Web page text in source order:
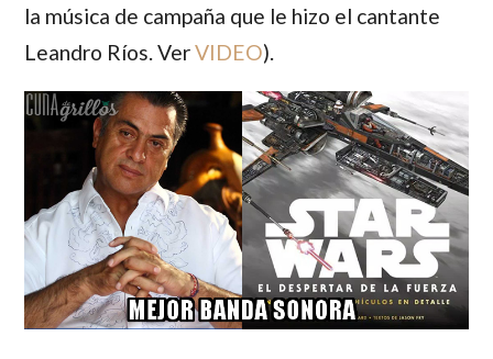
la música de campaña que le hizo el cantante
Leandro Ríos. VerVIDEO).